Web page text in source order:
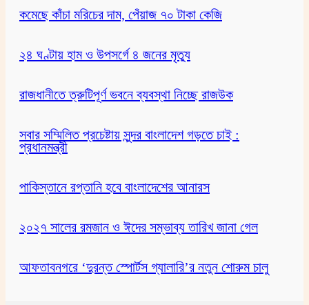
কমেছে কাঁচা মরিচের দাম, পেঁয়াজ ৭০ টাকা কেজি
২৪ ঘণ্টায় হাম ও উপসর্গে ৪ জনের মৃত্যু
রাজধানীতে ত্রুটিপূর্ণ ভবনে ব্যবস্থা নিচ্ছে রাজউক
সবার সম্মিলিত প্রচেষ্টায় সুন্দর বাংলাদেশ গড়তে চাই :
প্রধানমন্ত্রী
পাকিস্তানে রপ্তানি হবে বাংলাদেশের আনারস
২০২৭ সালের রমজান ও ঈদের সম্ভাব্য তারিখ জানা গেল
আফতাবনগরে ‘দুরন্ত স্পোর্টস গ্যালারি’র নতুন শোরুম চালু